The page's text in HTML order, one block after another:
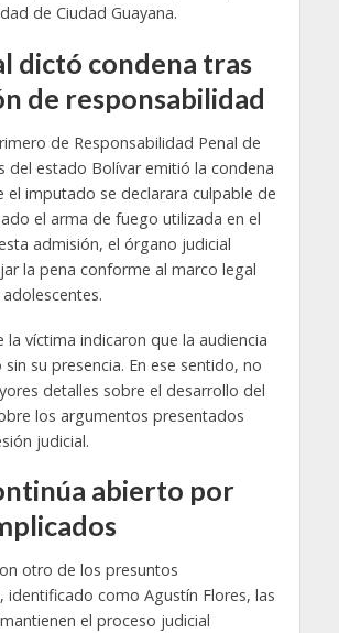
de Ciudad Guayana.
dictó condena tras
de responsabilidad
de Responsabilidad Penal de
del estado Bolívar emitió la condena
el imputado se declarara culpable de
el arma de fuego utilizada en el
admisión, el órgano judicial
la pena conforme al marco legal
la víctima indicaron que la audiencia
su presencia. En ese sentido, no
detalles sobre el desarrollo del
los argumentos presentados
judicial.
abierto por
otro de los presuntos
identificado como Agustín Flores, las
el proceso judicial